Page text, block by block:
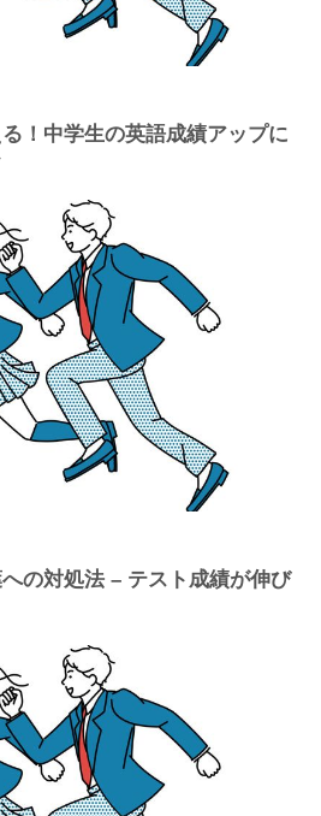
！中学生の英語成績アップに
の対処法 – テスト成績が伸び